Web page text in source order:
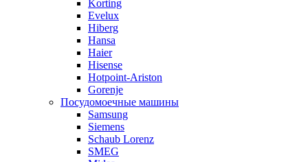
Korting
Evelux
Hiberg
Hansa
Haier
Hisense
Hotpoint-Ariston
Gorenje
Посудомоечные машины
Samsung
Siemens
Schaub Lorenz
SMEG